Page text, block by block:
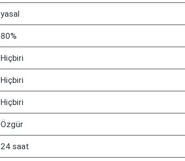
yasal
80%
Hiçbiri
Hiçbiri
Hiçbiri
Özgür
24 saat